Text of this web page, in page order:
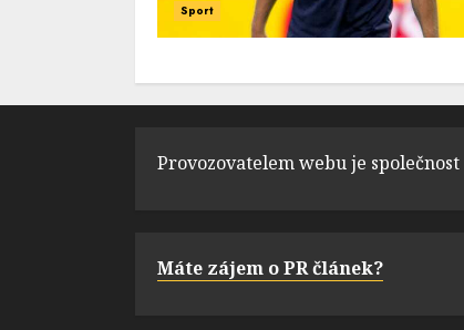
Sport
Provozovatelem webu je společnost
Máte zájem o PR článek?